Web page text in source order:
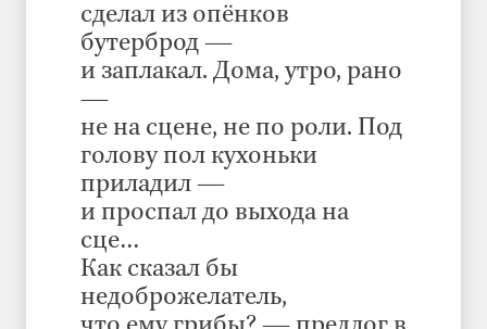
сделал из опёнков
бутерброд —
и заплакал. Дома, утро, рано
—
не на сцене, не по роли. Под
голову пол кухоньки
приладил —
и проспал до выхода на
сце…
Как сказал бы
недоброжелатель,